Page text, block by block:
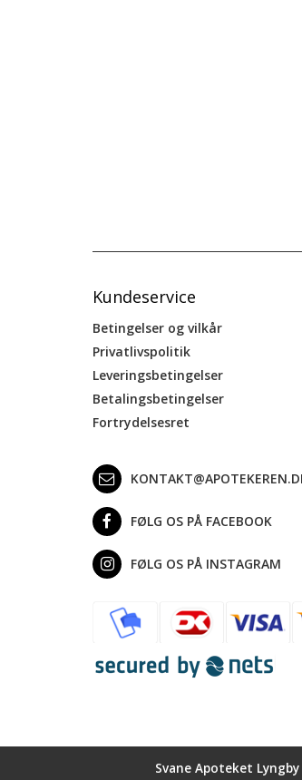
Kundeservice
Betingelser og vilkår
Privatlivspolitik
Leveringsbetingelser
Betalingsbetingelser
Fortrydelsesret
FØLG OS PÅ FACEBOOK
FØLG OS PÅ INSTAGRAM
Svane Apoteket